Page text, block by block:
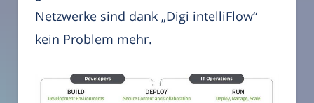
Netzwerke sind dank „Digi intelliFlow“
kein Problem mehr.